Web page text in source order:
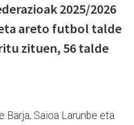
2025/2026
areto futbol talde
zituen, 56 talde
Barja, Saioa Larunbe eta